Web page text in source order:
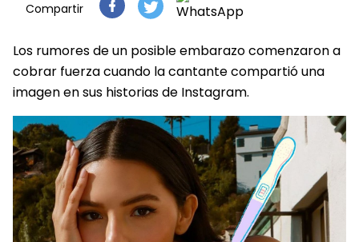
Compartir
Los rumores de un posible embarazo comenzaron a
cobrar fuerza cuando la cantante compartió una
imagen en sus historias de Instagram.